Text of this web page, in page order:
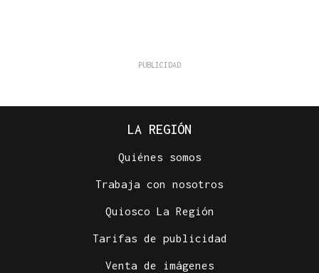
LA REGIÓN
Quiénes somos
Trabaja con nosotros
Quiosco La Región
Tarifas de publicidad
Venta de imágenes